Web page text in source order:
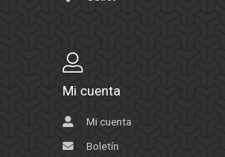
Mi cuenta
Mi cuenta
Boletín